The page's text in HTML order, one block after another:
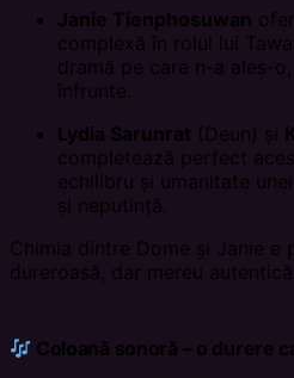
Janie Tienphosuwan
complexă în rolul lui
dramă pe care n-a ales-
înfrunte.
Lydia Sarunrat (Deun) și
completează perfect
echilibru și umanitate
și neputință.
Chimia dintre Dome și Janie e
dureroasă, dar mereu
Coloană sonoră – o durere